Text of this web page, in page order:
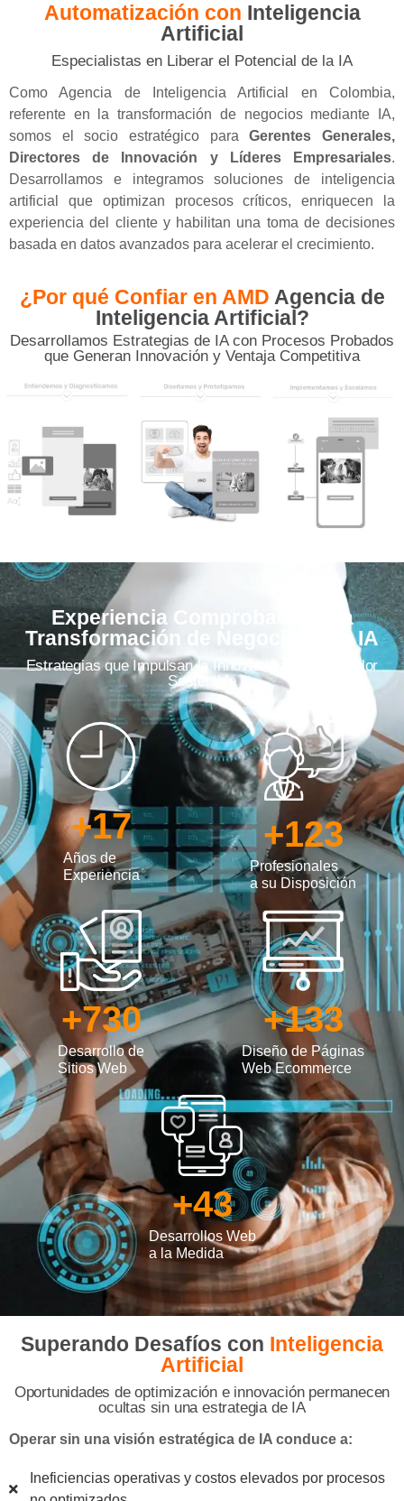
Automatización con Inteligencia
Artificial
Especialistas en Liberar el Potencial de la IA
Como Agencia de Inteligencia Artificial en Colombia,
referente en la transformación de negocios mediante IA,
somos el socio estratégico paraGerentes Generales,
Directores de Innovación y Líderes Empresariales.
Desarrollamos e integramos soluciones de inteligencia
artificial que optimizan procesos críticos, enriquecen la
experiencia del cliente y habilitan una toma de decisiones
basada en datos avanzados para acelerar el crecimiento.
¿Por qué Confiar en AMD Agencia de
Inteligencia Artificial?
Desarrollamos Estrategias de IA con Procesos Probados
que Generan Innovación y Ventaja Competitiva
Experiencia Comprobada en la
Transformación de Negocios con IA
Estrategias que Impulsan la Innovación y Crean Valor
Sostenible
Años de
Experiencia
+17
Profesionales
a su Disposición
+123
Desarrollo de
Sitios Web
+730
Diseño de Páginas
Web Ecommerce
+133
Desarrollos Web
a la Medida
+43
Superando Desafíos con Inteligencia
Artificial
Oportunidades de optimización e innovación permanecen
ocultas sin una estrategia de IA
Operar sin una visión estratégica de IA conduce a:
Ineficiencias operativas y costos elevados por procesos